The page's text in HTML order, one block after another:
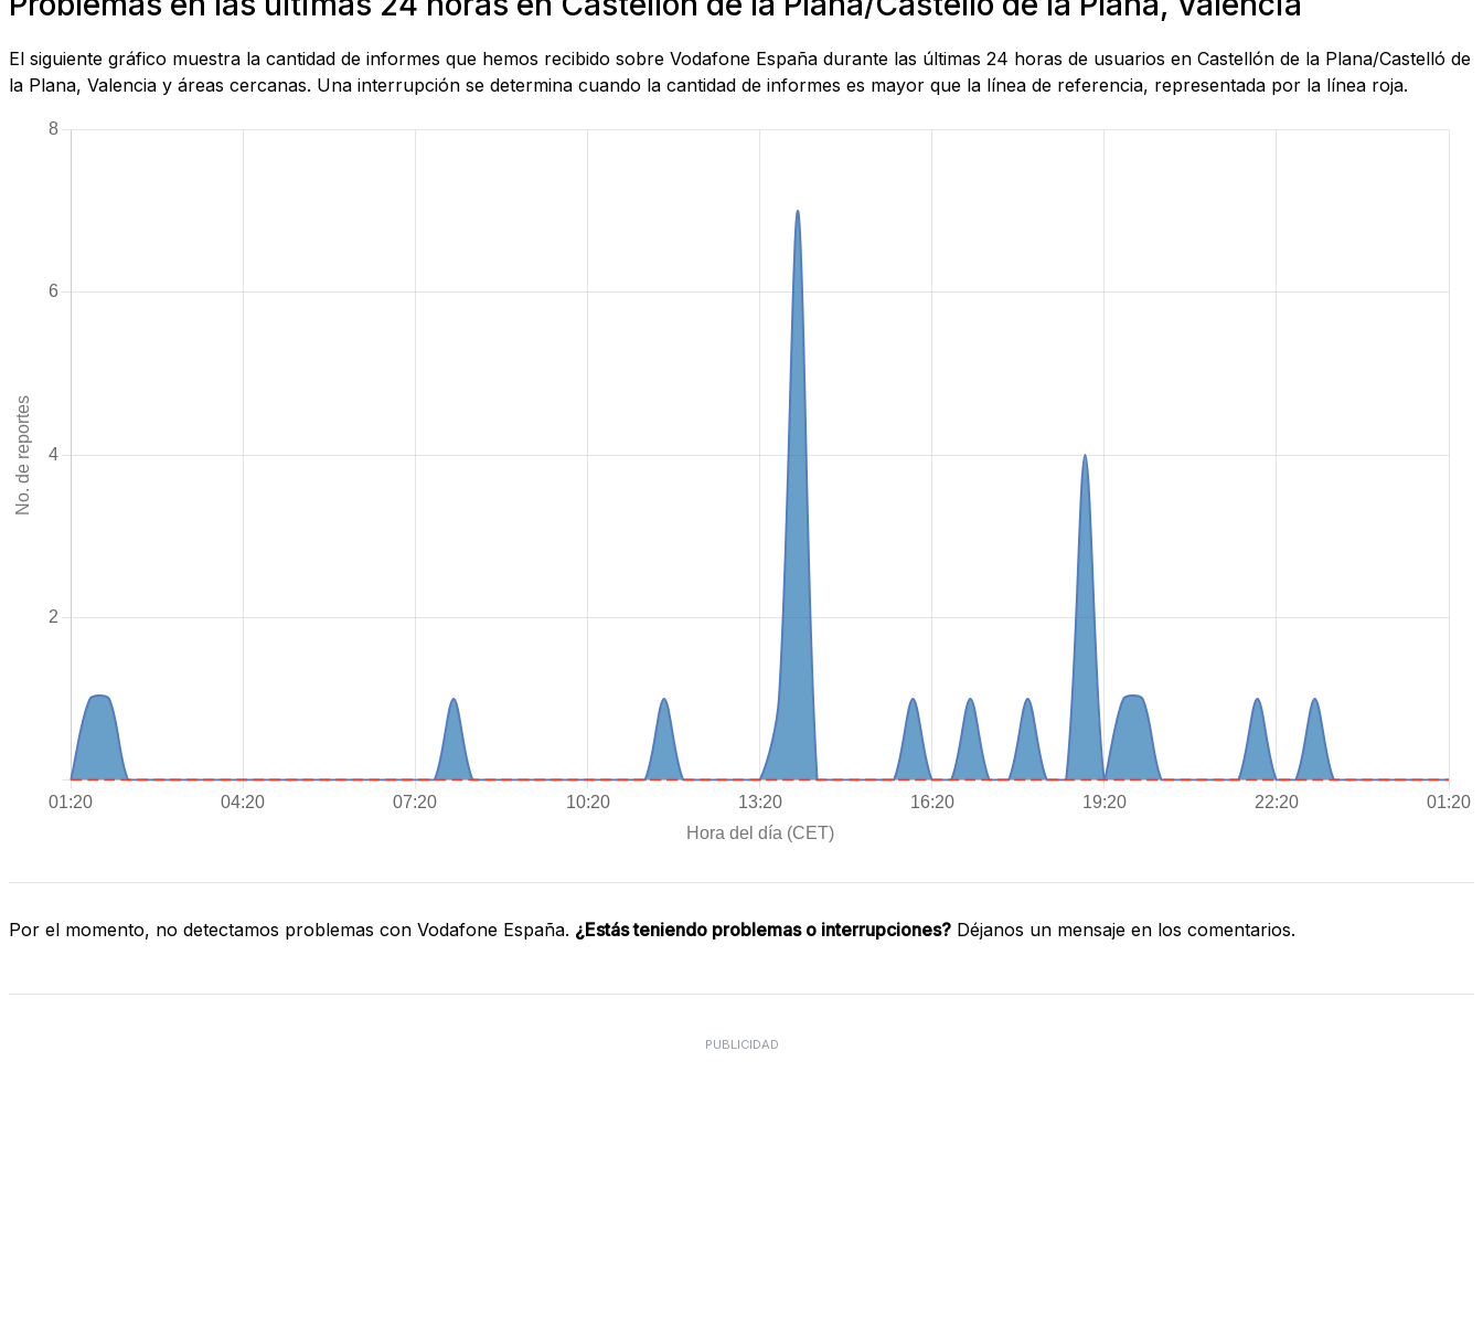
El siguiente gráfico muestra la cantidad de informes que hemos recibido sobre Vodafone España durante las últimas 24 horas de usuarios en Castellón de la Plana/Castelló de
la Plana, Valencia y áreas cercanas. Una interrupción se determina cuando la cantidad de informes es mayor que la línea de referencia, representada por la línea roja.
Por el momento, no detectamos problemas con Vodafone España. ¿Estás teniendo problemas o interrupciones? Déjanos un mensaje en los comentarios.
PUBLICIDAD